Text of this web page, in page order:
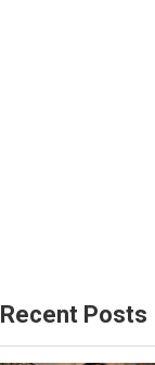
Recent Posts